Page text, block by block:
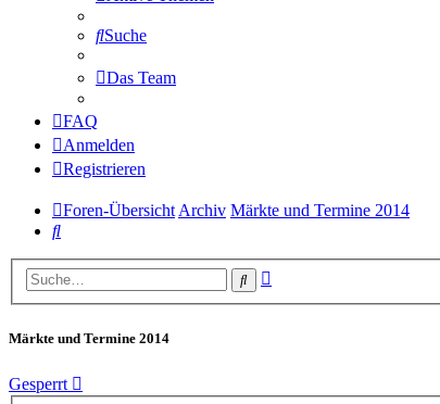
Suche
Das Team
FAQ
Anmelden
Registrieren
Foren-Übersicht Archiv Märkte und Termine 2014
Suche
Suche
Märkte und Termine 2014
Gesperrt